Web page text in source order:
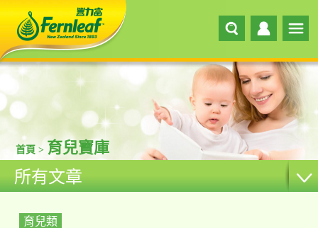
首頁 > 育兒寶庫
所有文章
育兒類